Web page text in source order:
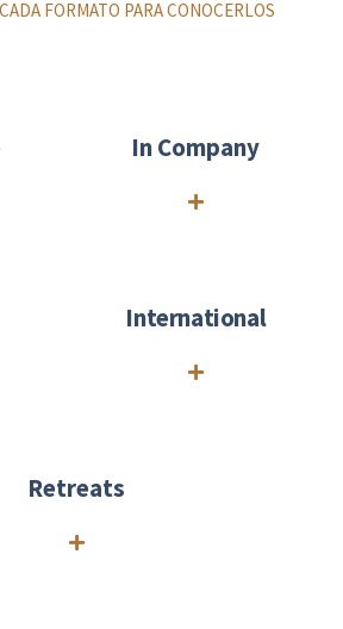
FORMATO PARA CONOCERLOS
In Company
International
Retreats